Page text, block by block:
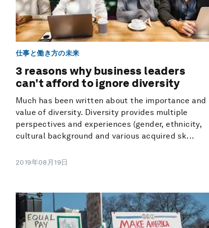
仕事と働き方の未来
3 reasons why business leaders
can't afford to ignore diversity
Much has been written about the importance and
value of diversity. Diversity provides multiple
perspectives and experiences (gender, ethnicity,
cultural background and various acquired sk...
2019年08月19日